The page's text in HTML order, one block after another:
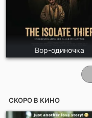
Вор-одиночка
СКОРО В КИНО